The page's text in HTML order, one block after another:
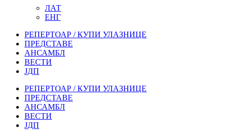
ЛАТ
ЕНГ
РЕПЕРТОАР / КУПИ УЛАЗНИЦЕ
ПРЕДСТАВЕ
АНСАМБЛ
ВЕСТИ
ЈДП
РЕПЕРТОАР / КУПИ УЛАЗНИЦЕ
ПРЕДСТАВЕ
АНСАМБЛ
ВЕСТИ
ЈДП